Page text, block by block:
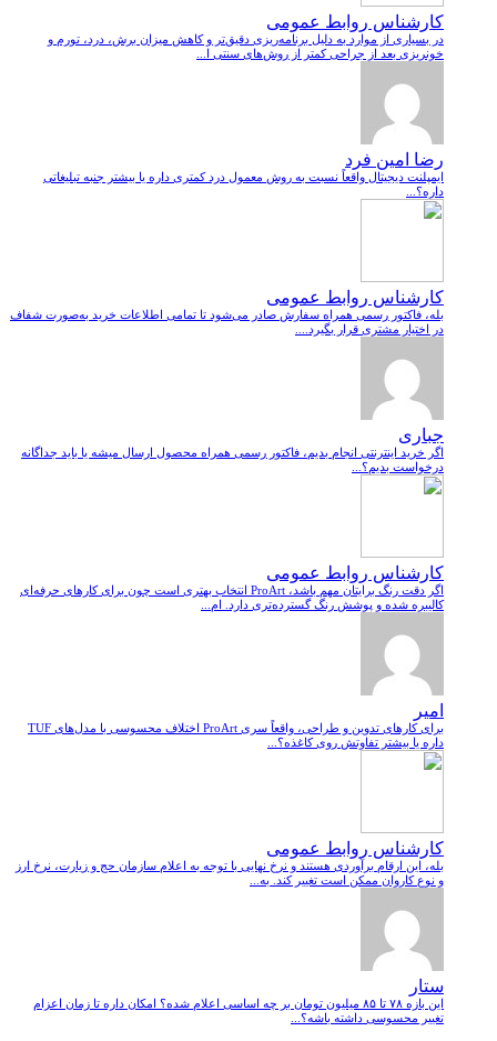
کارشناس روابط عمومی
در بسیاری از موارد به دلیل برنامه‌ریزی دقیق‌تر و کاهش میزان برش، درد، تورم و
خونریزی بعد از جراحی کمتر از روش‌های سنتی ا...
رضا امین فرد
ایمپلنت دیجیتال واقعاً نسبت به روش معمول درد کمتری داره یا بیشتر جنبه تبلیغاتی
داره؟...
کارشناس روابط عمومی
بله، فاکتور رسمی همراه سفارش صادر می‌شود تا تمامی اطلاعات خرید به‌صورت شفاف
در اختیار مشتری قرار بگیرد....
جباری
اگر خرید اینترنتی انجام بدیم، فاکتور رسمی همراه محصول ارسال میشه یا باید جداگانه
درخواست بدیم؟...
کارشناس روابط عمومی
اگر دقت رنگ برایتان مهم باشد، ProArt انتخاب بهتری است چون برای کارهای حرفه‌ای
کالیبره شده و پوشش رنگ گسترده‌تری دارد. ام...
امیر
برای کارهای تدوین و طراحی، واقعاً سری ProArt اختلاف محسوسی با مدل‌های TUF
داره یا بیشتر تفاوتش روی کاغذه؟...
کارشناس روابط عمومی
بله، این ارقام برآوردی هستند و نرخ نهایی با توجه به اعلام سازمان حج و زیارت، نرخ ارز
و نوع کاروان ممکن است تغییر کند. به...
ستار
این بازه ۷۸ تا ۸۵ میلیون تومان بر چه اساسی اعلام شده؟ امکان داره تا زمان اعزام
تغییر محسوسی داشته باشه؟...